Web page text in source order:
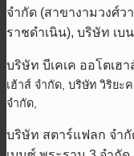
จำกัด (สาขางามวงศ์
ราชดำเนิน), บริษัท เบ
บริษัท บีเคเค ออโตเฮา
เฮ้าส์ จำกัด, บริษัท วิริยะ
จำกัด,
บริษัท สตาร์แฟลก จำ